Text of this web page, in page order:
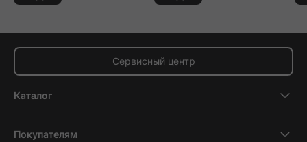
Сервисный центр
Каталог
Покупателям